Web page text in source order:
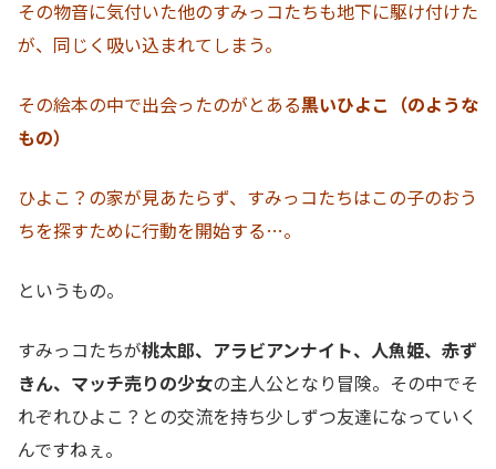
その物音に気付いた他のすみっコたちも地下に駆け付けた
が、同じく吸い込まれてしまう。
その絵本の中で出会ったのがとある黒いひよこ（のような
もの）
ひよこ？の家が見あたらず、すみっコたちはこの子のおう
ちを探すために行動を開始する…。
というもの。
すみっコたちが桃太郎、アラビアンナイト、人魚姫、赤ず
きん、マッチ売りの少女の主人公となり冒険。その中でそ
れぞれひよこ？との交流を持ち少しずつ友達になっていく
んですねぇ。